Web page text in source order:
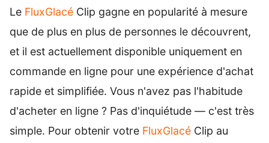
Le FluxGlacé Clip gagne en popularité à mesure
que de plus en plus de personnes le découvrent,
et il est actuellement disponible uniquement en
commande en ligne pour une expérience d'achat
rapide et simplifiée. Vous n'avez pas l'habitude
d'acheter en ligne ? Pas d'inquiétude — c'est très
simple. Pour obtenir votre FluxGlacé Clip au